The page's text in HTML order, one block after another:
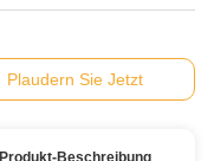
Plaudern Sie Jetzt
Produkt-Beschreibung